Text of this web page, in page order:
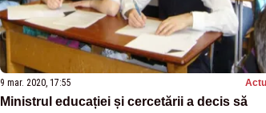
9 mar. 2020, 17:55
Ministrul educației și cercetării a decis să